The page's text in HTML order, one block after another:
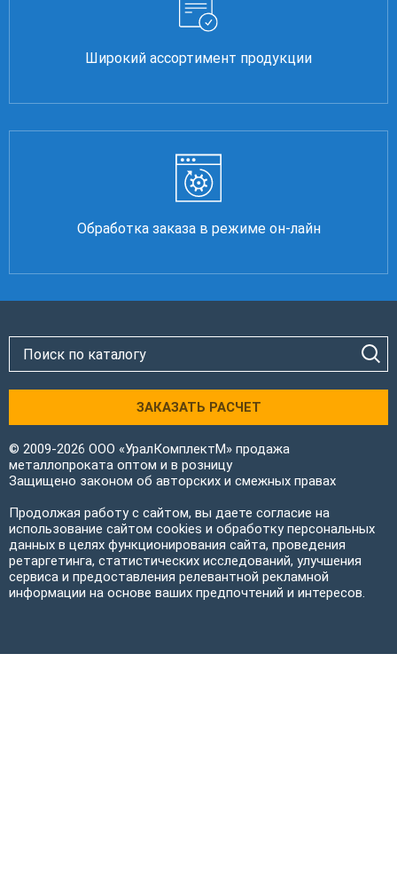
Широкий ассортимент продукции
Обработка заказа в режиме он-лайн
ЗАКАЗАТЬ РАСЧЕТ
© 2009-2026 ООО «УралКомплектМ» продажа
металлопроката оптом и в розницу
Защищено законом об авторских и смежных правах
Продолжая работу с сайтом, вы даете согласие на
использование сайтом cookies и обработку персональных
данных в целях функционирования сайта, проведения
ретаргетинга, статистических исследований, улучшения
сервиса и предоставления релевантной рекламной
информации на основе ваших предпочтений и интересов.